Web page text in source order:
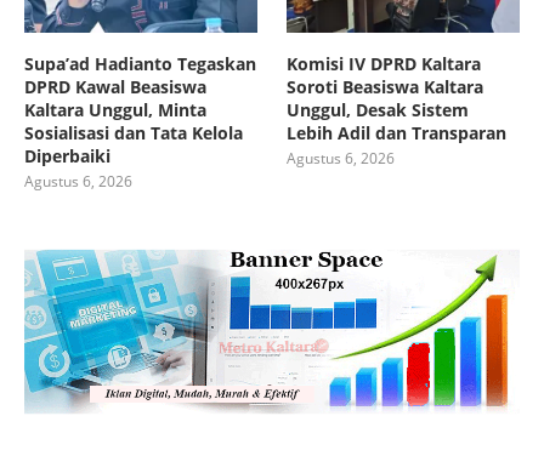
Supa’ad Hadianto Tegaskan
DPRD Kawal Beasiswa
Kaltara Unggul, Minta
Sosialisasi dan Tata Kelola
Diperbaiki
Agustus 6, 2026
Komisi IV DPRD Kaltara
Soroti Beasiswa Kaltara
Unggul, Desak Sistem
Lebih Adil dan Transparan
Agustus 6, 2026